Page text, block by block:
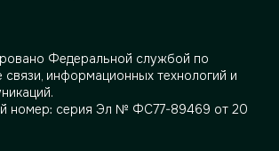
Федеральной службой по
информационных технологий и
номер: серия Эл № ФС77-89469 от 20